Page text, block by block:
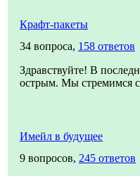
Крафт-пакеты
34 вопроса, 158 ответов
Здравствуйте! В
острым. Мы стремимся
Имейл в будущее
9 вопросов, 245 ответов